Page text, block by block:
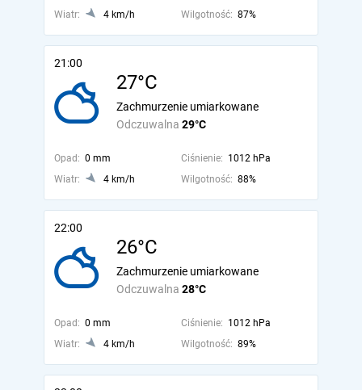
Wiatr:
4 km/h Wilgotność: 87%
21:00
27°C
Odczuwalna 29°C
Zachmurzenie umiarkowane
Opad: 0 mm Ciśnienie: 1012 hPa
Wiatr:
4 km/h Wilgotność: 88%
22:00
26°C
Odczuwalna 28°C
Zachmurzenie umiarkowane
Opad: 0 mm Ciśnienie: 1012 hPa
Wiatr:
4 km/h Wilgotność: 89%